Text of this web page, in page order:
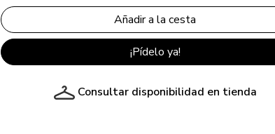
¡Pídelo ya!
Consultar disponibilidad en tienda